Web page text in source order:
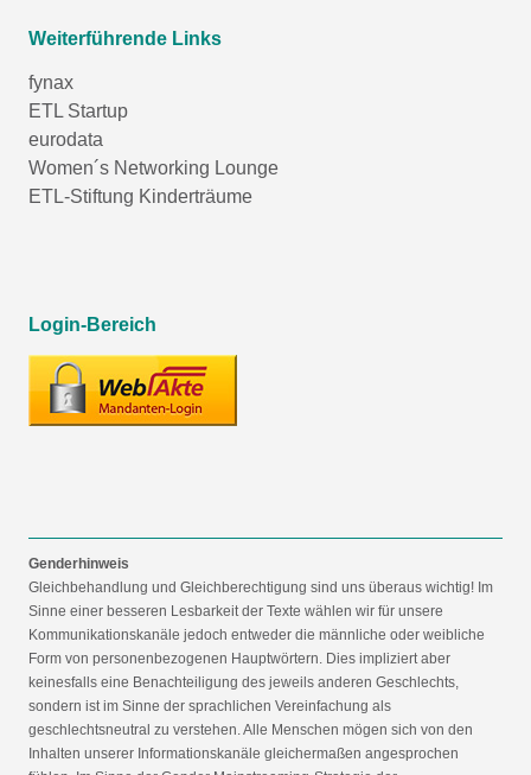
Weiterführende Links
fynax
ETL Startup
eurodata
Women´s Networking Lounge
ETL-Stiftung Kinderträume
Login-Bereich
Genderhinweis
Gleichbehandlung und Gleichberechtigung sind uns überaus wichtig! Im
Sinne einer besseren Lesbarkeit der Texte wählen wir für unsere
Kommunikationskanäle jedoch entweder die männliche oder weibliche
Form von personenbezogenen Hauptwörtern. Dies impliziert aber
keinesfalls eine Benachteiligung des jeweils anderen Geschlechts,
sondern ist im Sinne der sprachlichen Vereinfachung als
geschlechtsneutral zu verstehen. Alle Menschen mögen sich von den
Inhalten unserer Informationskanäle gleichermaßen angesprochen